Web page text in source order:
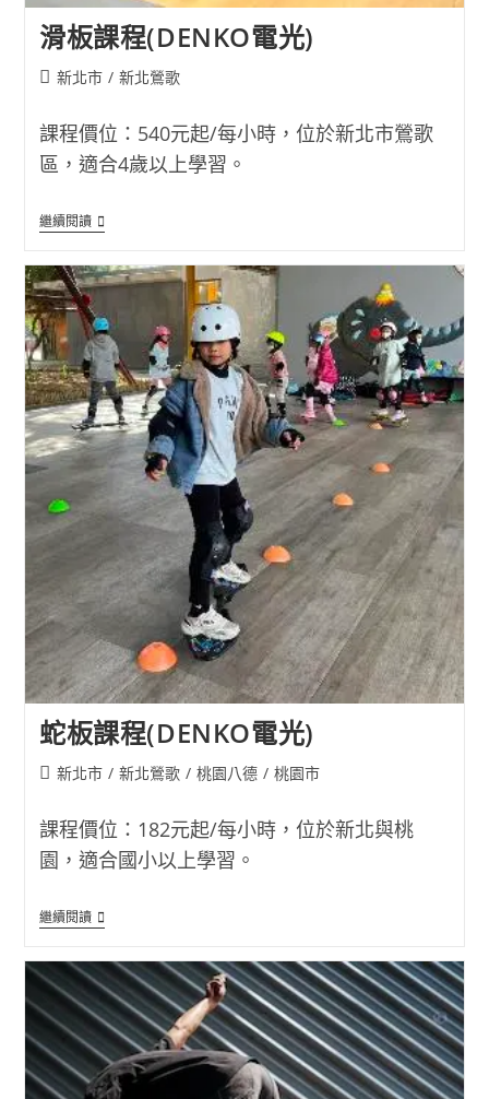
滑板課程(DENKO電光)
Post新北市 / 新北鶯歌
課程價位：540元起/每小時，位於新北市鶯歌
區，適合4歲以上學習。
繼續閱讀滑
板
程
(DENKO
電
光)
蛇板課程(DENKO電光)
Post新北市 / 新北鶯歌 / 桃園八德 / 桃園市
課程價位：182元起/每小時，位於新北與桃
園，適合國小以上學習。
繼續閱讀蛇
板
程
(DENKO
電
光)